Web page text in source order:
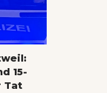
15-
Tat